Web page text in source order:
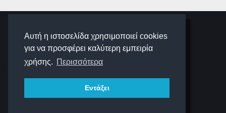
Αυτή η ιστοσελίδα χρησιμοποιεί cookies
για να προσφέρει καλύτερη εμπειρία
χρήσης. Περισσότερα
Εντάξει
SCHOOLIGANS
SCHOOLWAVE
ΠΛΟΉΓΗΣΗ